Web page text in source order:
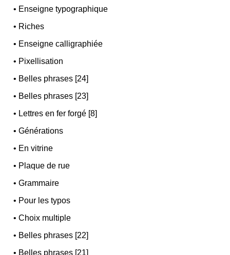
• Enseigne typographique
• Riches
• Enseigne calligraphiée
• Pixellisation
• Belles phrases [24]
• Belles phrases [23]
• Lettres en fer forgé [8]
•Générations
• En vitrine
• Plaque de rue
•Grammaire
• Pour les typos
•Choix multiple
• Belles phrases [22]
• Belles phrases [21]